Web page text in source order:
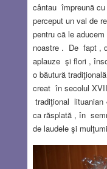
cântau împreună
perceput un val de
pentru că le
noastre . De fapt ,
aplauze şi flori ,
o băutură
creat în secolul
tradiţional lituanian
ca răsplată , în
de laudele şi